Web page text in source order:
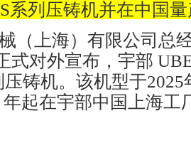
系列压铸机并在中国
（上海）有限公司总
式对外宣布，宇部
压铸机。该机型于
年起在宇部中国上海工